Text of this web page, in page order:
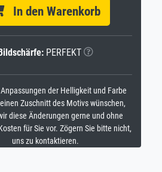
In den Warenkorb
PERFEKT
der Helligkeit und Farbe
Zuschnitt des Motivs wünschen,
diese Änderungen gerne und ohne
für Sie vor. Zögern Sie bitte nicht,
uns zu kontaktieren.